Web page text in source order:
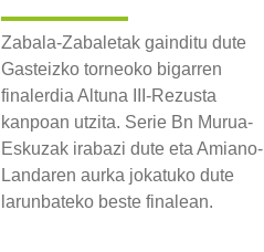
Zabala-Zabaletak gainditu dute
Gasteizko torneoko bigarren
finalerdia Altuna III-Rezusta
kanpoan utzita. Serie Bn Murua-
Eskuzak irabazi dute eta Amiano-
Landaren aurka jokatuko dute
larunbateko beste finalean.